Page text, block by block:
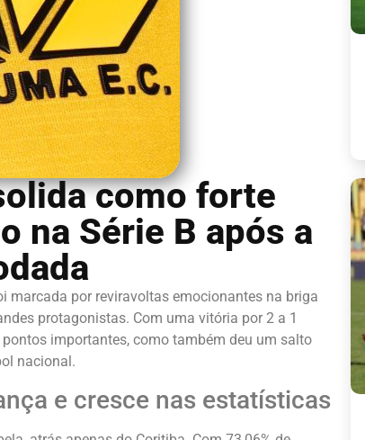
como forte
na Série B após a
marcada por reviravoltas emocionantes na briga
protagonistas. Com uma vitória por 2 a 1
importantes, como também deu um salto
nacional.
e cresce nas estatísticas